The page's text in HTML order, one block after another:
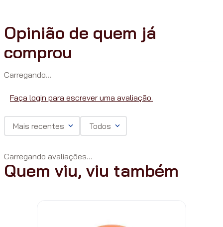
Carregando…
Faça login para escrever uma avaliação.
Mais recentes Todos
Carregando avaliações…
Quem viu, viu também